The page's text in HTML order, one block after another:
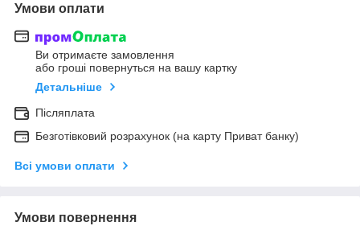
Умови оплати
Ви отримаєте замовлення
або гроші повернуться на вашу картку
Детальніше
Післяплата
Безготівковий розрахунок (на карту Приват банку)
Всі умови оплати
Умови повернення